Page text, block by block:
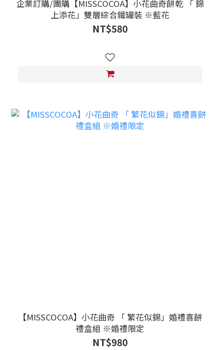
企業訂購/團購【MISSCOCOA】小花曲奇餅乾 「 錦
上添花」雙層綜合鐵罐裝 ※藍花
NT$580
【MISSCOCOA】小花曲奇 「 繁花似錦」婚禮喜餅
禮盒組 ※婚禮限定
NT$980